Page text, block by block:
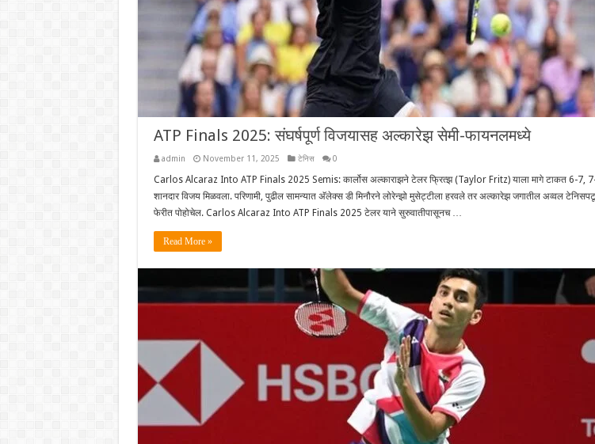
ATP Finals 2025: संघर्षपूर्ण विजयासह अल्कारेझ सेमी-फायनलमध्ये
admin November 11, 2025 टेनिस 0
Carlos Alcaraz Into ATP Finals 2025 Semis: कार्लोस अल्काराझने टेलर फ्रित्झ (Taylor Fritz) याला मागे टाकत 6-7,
शानदार विजय मिळवला. परिणामी, पुढील सामन्यात अ‍ॅलेक्स डी मिनौरने लोरेन्झो मुसेट्टीला हरवले तर अल्कारेझ जगातील अव्वल
फेरीत पोहोचेल. Carlos Alcaraz Into ATP Finals 2025 टेलर याने सुरुवातीपासूनच …
Read More »